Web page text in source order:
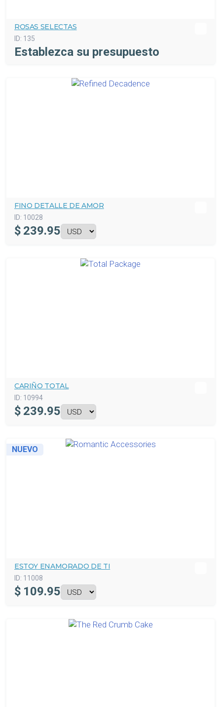
ROSAS SELECTAS
ID: 135
Establezca su presupuesto
FINO DETALLE DE AMOR
ID: 10028
$ 239.95
CARIÑO TOTAL
ID: 10994
$ 239.95
NUEVO
ESTOY ENAMORADO DE TI
ID: 11008
$ 109.95